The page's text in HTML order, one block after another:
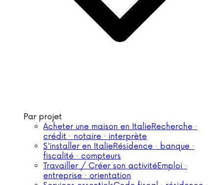
Par projet
Acheter une maison en ItalieRecherche ·
crédit · notaire · interprète
S'installer en ItalieRésidence · banque ·
fiscalité · compteurs
Travailler / Créer son activitéEmploi ·
entreprise · orientation